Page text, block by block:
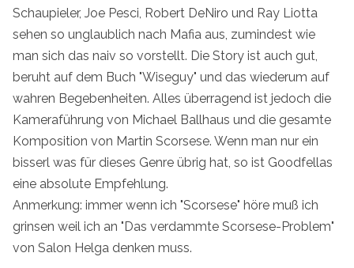
Schaupieler, Joe Pesci, Robert DeNiro und Ray Liotta
sehen so unglaublich nach Mafia aus, zumindest wie
man sich das naiv so vorstellt. Die Story ist auch gut,
beruht auf dem Buch "Wiseguy" und das wiederum auf
wahren Begebenheiten. Alles überragend ist jedoch die
Kameraführung von Michael Ballhaus und die gesamte
Komposition von Martin Scorsese. Wenn man nur ein
bisserl was für dieses Genre übrig hat, so ist Goodfellas
eine absolute Empfehlung.
Anmerkung: immer wenn ich "Scorsese" höre muß ich
grinsen weil ich an "Das verdammte Scorsese-Problem"
von Salon Helga denken muss.